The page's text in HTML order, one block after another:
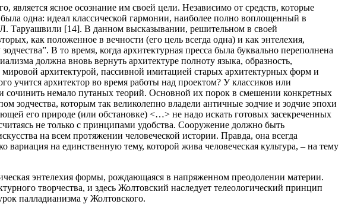
ясное осознание им своей цели. Независимо от средств, которые
одна: идеал классической гармонии, наиболее полно воплощенный в
Л. Таруашвили [14]. В данном высказывании, решительном в своей
как положенное в вечности (его цель всегда одна) и как энтелехия,
В то время, когда архитектурная пресса была буквально переполнена
должна вновь вернуть архитектуре полноту языка, образность,
архитектурой, пассивной имитацией старых архитектурных форм и
учится архитектор во время работы над проектом? У классиков или
сочинить немало путаных теорий. Основной их порок в смешении конкретных
зодчества, которым так великолепно владели античные зодчие и зодчие эпохи
его природе (или обстановке) <…> не надо искать готовых засекреченных
не только с принципами удобства. Сооружение должно быть
на всем протяжении человеческой истории. Правда, она всегда
на единственную тему, которой жива человеческая культура, – на тему
энтелехия формы, рождающаяся в напряженном преодолении материи.
творчества, и здесь Жолтовский наследует телеологический принцип
палладианизма у Жолтовского.